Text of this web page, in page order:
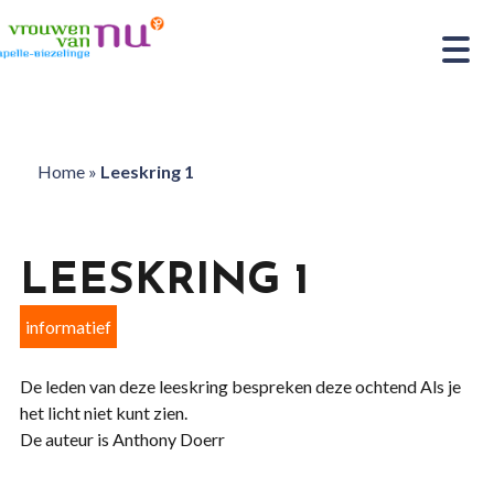
Home» Leeskring 1
LEESKRING 1
informatief
De leden van deze leeskring bespreken deze ochtend Als je
het licht niet kunt zien.
De auteur is Anthony Doerr